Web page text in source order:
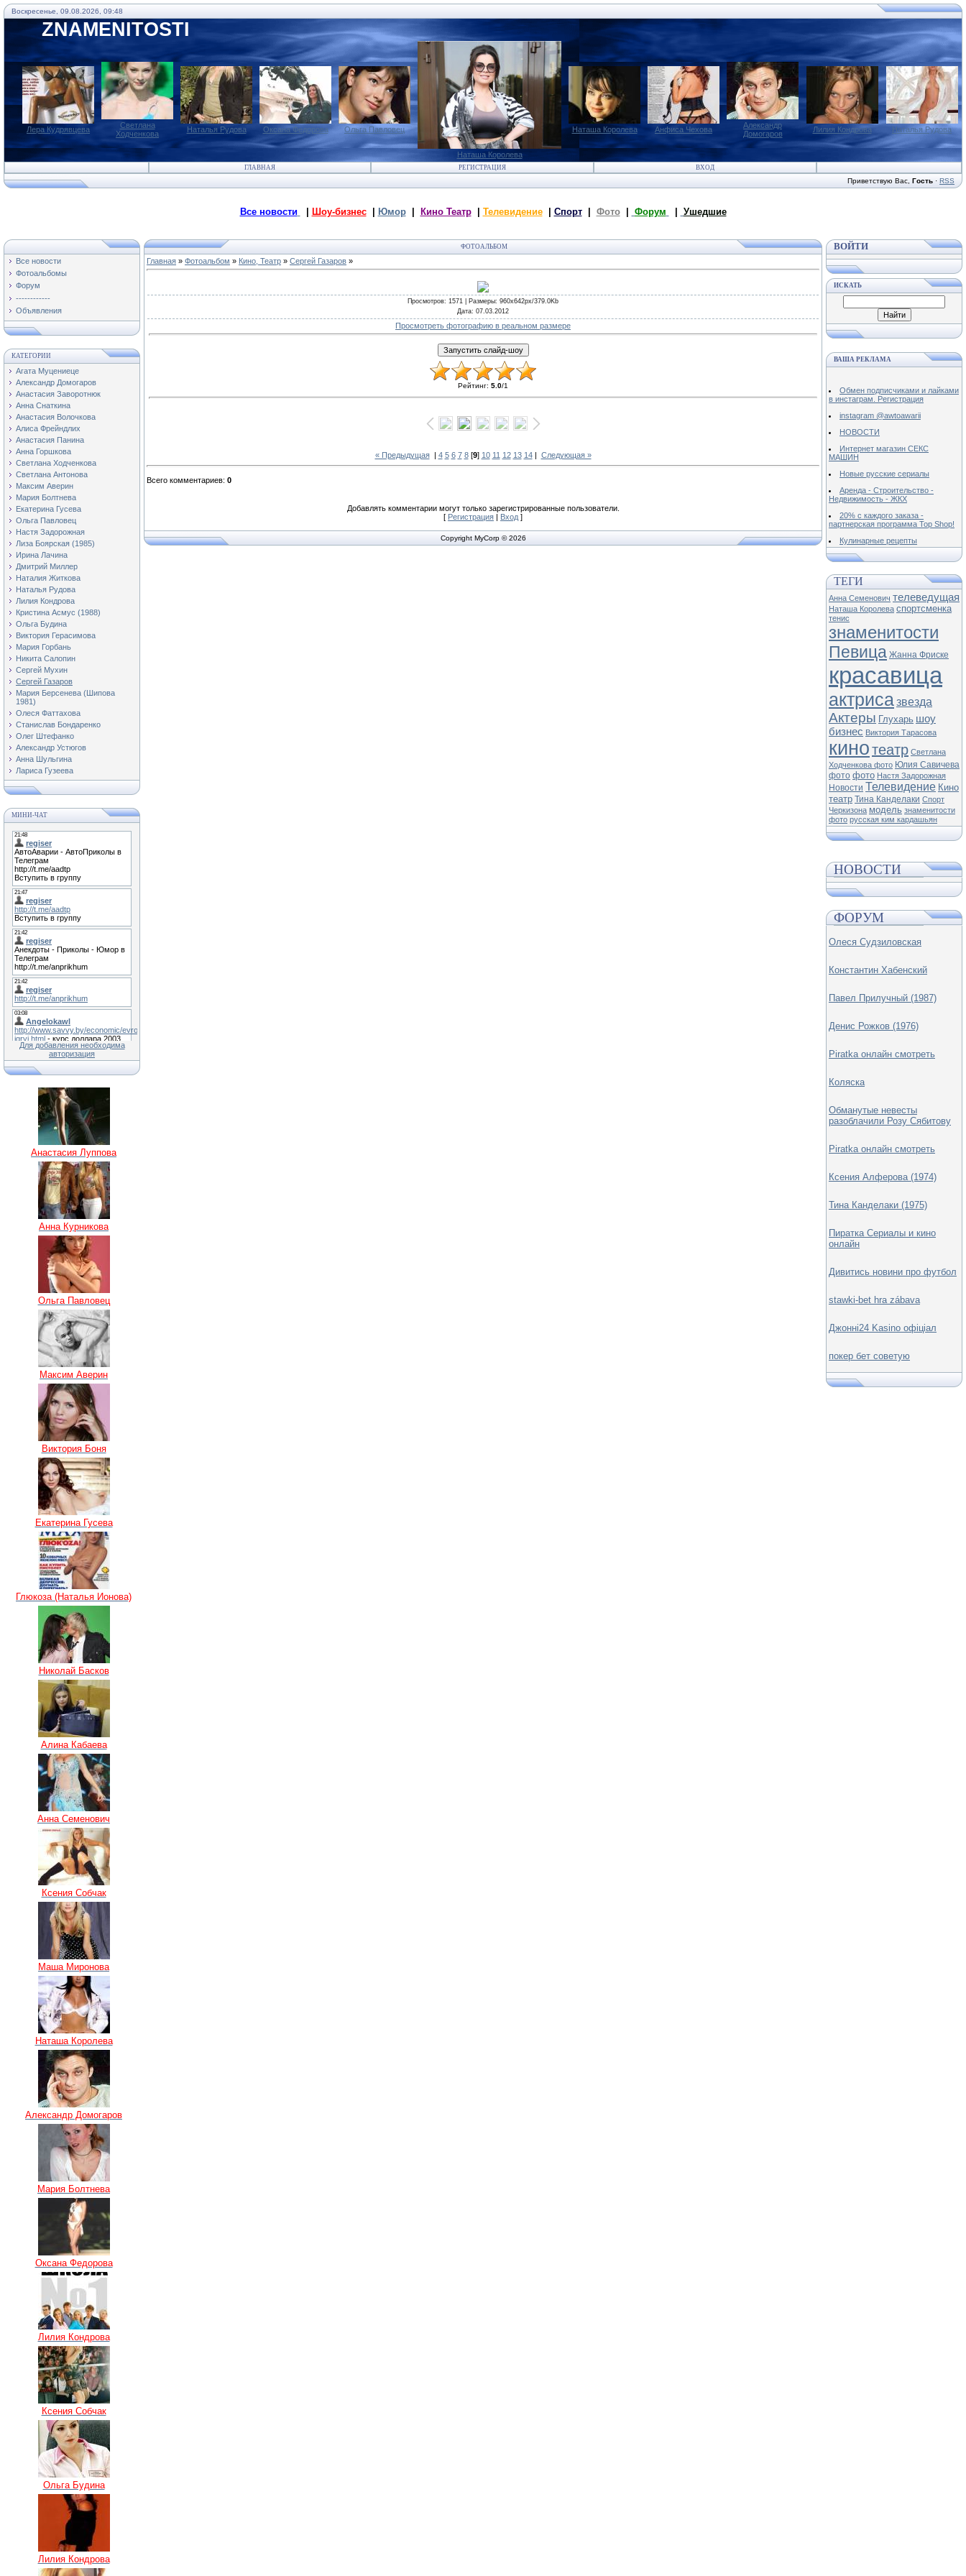
Воскресенье, 09.08.2026, 09:48
ZNAMENITOSTI
Лера Кудрявцева
Светлана
Ходченкова
Наталья Рудова Оксана Федорова Ольга Павловец
Наташа Королева
Наташа Королева Анфиса Чехова
Александр
Домогаров
Лилия Кондрова Наталья Рудова
ГЛАВНАЯ РЕГИСТРАЦИЯ ВХОД
Приветствую Вас Гость · RSS
Все новости Шоу-бизнес| Юмор| Кино Театр| Телевидение| Спорт| Фото| Форум Ушедшие
Все новости
Фотоальбомы
Форум
------------
Объявления
КАТЕГОРИИ
Агата Муцениеце
Александр Домогаров
Анастасия Заворотнюк
Анна Снаткина
Анастасия Волочкова
Алиса Фрейндлих
Анастасия Панина
Анна Горшкова
Светлана Ходченкова
Светлана Антонова
Максим Аверин
Мария Болтнева
Екатерина Гусева
Ольга Павловец
Настя Задорожная
Лиза Боярская (1985)
Ирина Лачина
Дмитрий Миллер
Наталия Житкова
Наталья Рудова
Лилия Кондрова
Кристина Асмус (1988)
Ольга Будина
Виктория Герасимова
Мария Горбань
Никита Салопин
Сергей Мухин
Сергей Газаров
Мария Берсенева (Шипова
1981)
Олеся Фаттахова
Станислав Бондаренко
Олег Штефанко
Александр Устюгов
Анна Шульгина
Лариса Гузеева
МИНИ-ЧАТ
Для добавления необходима
авторизация
Анастасия Луппова
Анна Курникова
Ольга Павловец
Максим Аверин
Виктория Боня
Екатерина Гусева
Глюкоза (Наталья Ионова)
Николай Басков
Алина Кабаева
Анна Семенович
Ксения Собчак
Маша Миронова
Наташа Королева
Александр Домогаров
Мария Болтнева
Оксана Федорова
Лилия Кондрова
Ксения Собчак
Ольга Будина
Лилия Кондрова
ФОТОАЛЬБОМ
Главная » Фотоальбом » Кино, Театр » Сергей Газаров »
Просмотров: 1571 | Размеры: 960x642px/379.0Kb
Дата: 07.03.2012
Просмотреть фотографию в реальном размере
Рейтинг: 5.0/1
« Предыдущая| 4 5 6 7 8[9] 10 11 12 13 14| Следующая »
Всего комментариев: 0
Добавлять комментарии могут только зарегистрированные пользователи.
[ Регистрация | Вход ]
Copyright MyCorp © 2026
ВОЙТИ
ИСКАТЬ
ВАША РЕКЛАМА
Обмен подписчиками и лайками
в инстаграм. Регистрация
instagram @awtoawarii
НОВОСТИ
Интернет магазин СЕКС
МАШИН
Новые русские сериалы
Аренда - Строительство -
Недвижимость - ЖКХ
20% с каждого заказа -
партнерская программа Top Shop!
Кулинарные рецепты
ТЕГИ
Анна Семенович телеведущая
Наташа Королева спортсменка
тенис
знаменитости
Певица Жанна Фриске
красавица
актрисазвезда
Актеры Глухарь шоу
бизнес Виктория Тарасова
кинотеатр Светлана
Ходченкова фото Юлия Савичева
фото фото Настя Задорожная
Новости Телевидение Кино
театр Тина Канделаки Спорт
Черкизона модель знаменитости
фото русская ким кардашьян
НОВОСТИ
ФОРУМ
Олеся Судзиловская
Константин Хабенский
Павел Прилучный (1987)
Денис Рожков (1976)
Piratka онлайн смотреть
Коляска
Обманутые невесты
разоблачили Розу Сябитову
Piratka онлайн смотреть
Ксения Алферова (1974)
Тина Канделаки (1975)
Пиратка Сериалы и кино
онлайн
Дивитись новини про футбол
stawki-bet hra zábava
Джонні24 Kasino офіціал
покер бет советую